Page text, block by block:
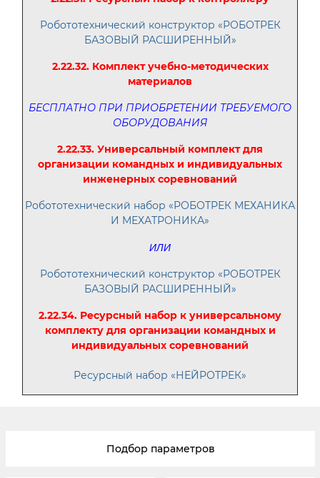
Робототехнический конструктор «РОБОТРЕК
БАЗОВЫЙ РАСШИРЕННЫЙ»
2.22.32. Комплект учебно-методических
материалов
БЕСПЛАТНО ПРИ ПРИОБРЕТЕНИИ ТРЕБУЕМОГО
ОБОРУДОВАНИЯ
2.22.33. Универсальный комплект для
организации командных и индивидуальных
инженерных соревнований
Робототехнический набор «РОБОТРЕК МЕХАНИКА
И МЕХАТРОНИКА»
ИЛИ
Робототехнический конструктор «РОБОТРЕК
БАЗОВЫЙ РАСШИРЕННЫЙ»
2.22.34. Ресурсный набор к универсальному
комплекту для организации командных и
индивидуальных соревнований
Ресурсный набор «НЕЙРОТРЕК»
Подбор параметров